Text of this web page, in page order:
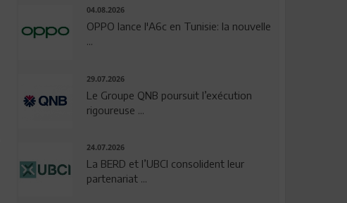
04.08.2026
OPPO lance l'A6c en Tunisie: la nouvelle
...
29.07.2026
Le Groupe QNB poursuit l’exécution
rigoureuse ...
24.07.2026
La BERD et l’UBCI consolident leur
partenariat ...